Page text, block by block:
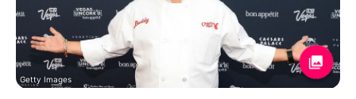
Familie & Liebe
Promiflash Exklusiv
Getty Images